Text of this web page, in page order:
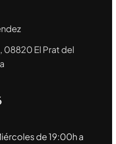
08820 El Prat del
de 19:00h a